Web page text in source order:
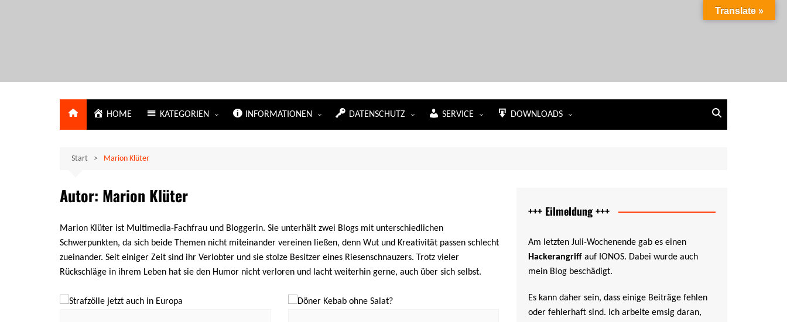
HOME KATEGORIEN
Die Arbeitswelt
Behörden
Leben mit Bürgergeld
INFORMATIONEN
In eigener Sache
DATENSCHUTZ SERVICE DOWNLOADS
Start Marion Klüter
Autor: Marion Klüter
Marion Klüter ist Multimedia-Fachfrau und Bloggerin. Sie unterhält zwei Blogs mit unterschiedlichen
Schwerpunkten, da sich beide Themen nicht miteinander vereinen ließen, denn Wut und Kreativität passen schlecht
zueinander. Seit einiger Zeit sind ihr Verlobter und sie stolze Besitzer eines Riesenschnauzers. Trotz vieler
Rückschläge in ihrem Leben hat sie den Humor nicht verloren und lacht weiterhin gerne, auch über sich selbst.
+++ Eilmeldung +++
Am letzten Juli-Wochenende gab es einen
Hackerangriff auf IONOS. Dabei wurde auch
mein Blog beschädigt.
Es kann daher sein, dass einige Beiträge fehlen
oder fehlerhaft sind. Ich arbeite emsig daran,
Translate »